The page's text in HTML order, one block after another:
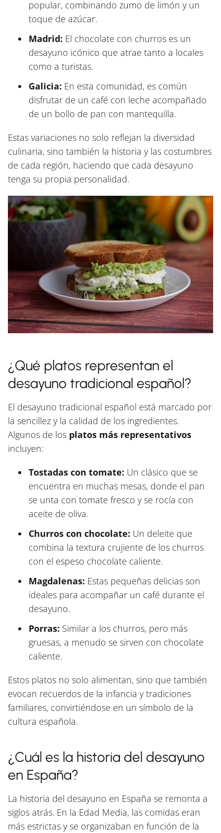
popular, combinando zumo de limón y un
toque de azúcar.
Madrid: El chocolate con churros es un
desayuno icónico que atrae tanto a locales
como a turistas.
Galicia: En esta comunidad, es común
disfrutar de un café con leche acompañado
de un bollo de pan con mantequilla.
Estas variaciones no solo reflejan la diversidad
culinaria, sino también la historia y las costumbres
de cada región, haciendo que cada desayuno
tenga su propia personalidad.
¿Qué platos representan el
desayuno tradicional español?
El desayuno tradicional español está marcado por
la sencillez y la calidad de los ingredientes.
Algunos de los platos más representativos
incluyen:
Tostadas con tomate: Un clásico que se
encuentra en muchas mesas, donde el pan
se unta con tomate fresco y se rocía con
aceite de oliva.
Churros con chocolate: Un deleite que
combina la textura crujiente de los churros
con el espeso chocolate caliente.
Magdalenas: Estas pequeñas delicias son
ideales para acompañar un café durante el
desayuno.
Porras: Similar a los churros, pero más
gruesas, a menudo se sirven con chocolate
caliente.
Estos platos no solo alimentan, sino que también
evocan recuerdos de la infancia y tradiciones
familiares, convirtiéndose en un símbolo de la
cultura española.
¿Cuál es la historia del desayuno
en España?
La historia del desayuno en España se remonta a
siglos atrás. En la Edad Media, las comidas eran
más estrictas y se organizaban en función de la